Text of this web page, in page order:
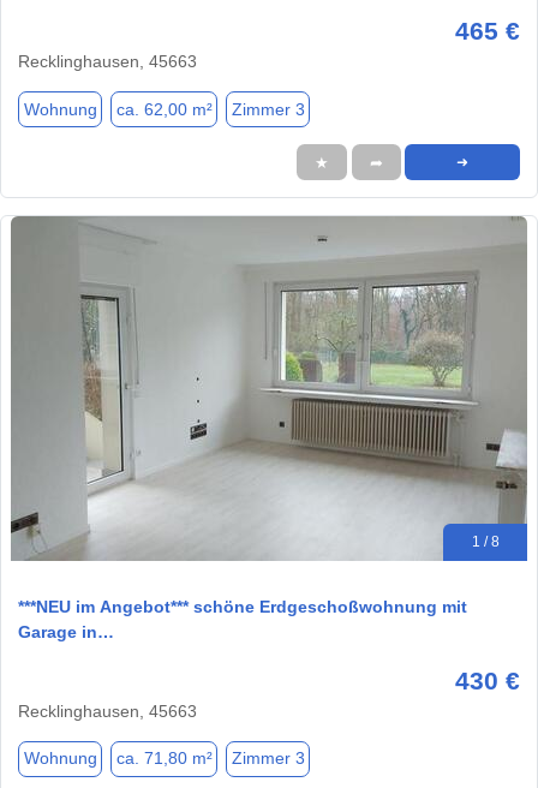
465 €
Recklinghausen, 45663
Wohnung ca. 62,00 m² Zimmer 3
★ ➦ ➜
1 / 8
***NEU im Angebot*** schöne Erdgeschoßwohnung mit
Garage in…
430 €
Recklinghausen, 45663
Wohnung ca. 71,80 m² Zimmer 3